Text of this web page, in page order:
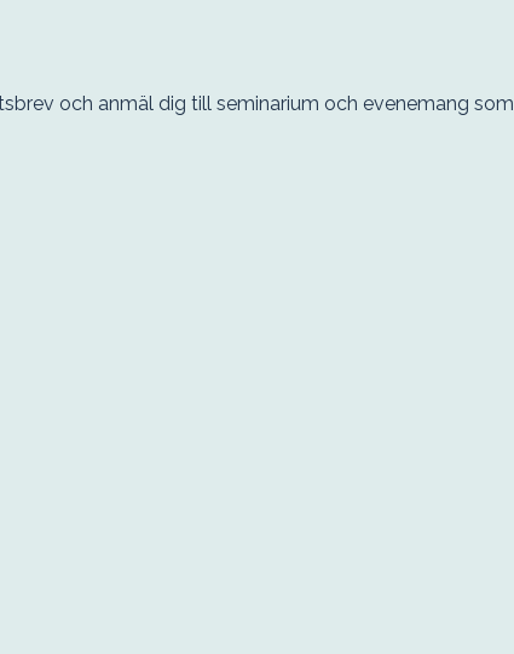
och anmäl dig till seminarium och evenemang som